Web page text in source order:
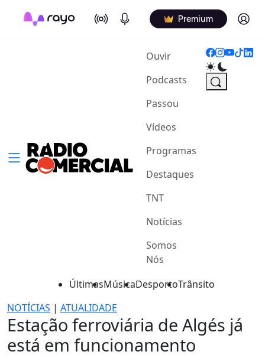
On Air Podcasts Premium Log in
Ouvir(current)
Podcasts
Passou
Vídeos
Programas
Destaques
TNT
Notícias
Somos
Nós
ÚltimasMúsicaDesportoTrânsito
NOTÍCIAS | ATUALIDADE
Estação ferroviária de Algés já
está em funcionamento